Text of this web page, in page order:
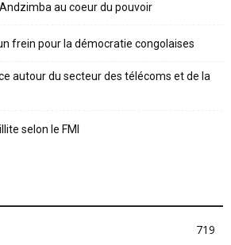
au coeur du pouvoir
frein pour la démocratie congolaises
autour du secteur des télécoms et de la
selon le FMI
719